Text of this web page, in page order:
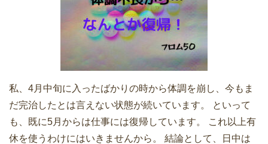
私、4月中旬に入ったばかりの時から体調を崩し、今もま
だ完治したとは言えない状態が続いています。 といって
も、既に5月からは仕事には復帰しています。 これ以上有
休を使うわけにはいきませんから。 結論として、日中は